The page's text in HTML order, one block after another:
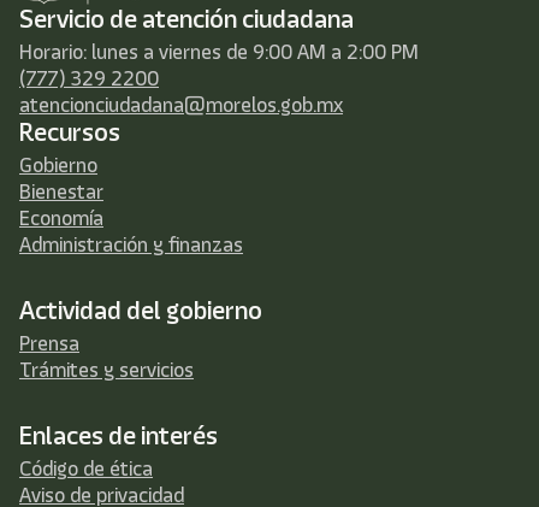
Servicio de atención ciudadana
Horario: lunes a viernes de 9:00 AM a 2:00 PM
(777) 329 2200
atencionciudadana@morelos.gob.mx
Recursos
Gobierno
Bienestar
Economía
Administración y finanzas
Actividad del gobierno
Prensa
Trámites y servicios
Enlaces de interés
Código de ética
Aviso de privacidad